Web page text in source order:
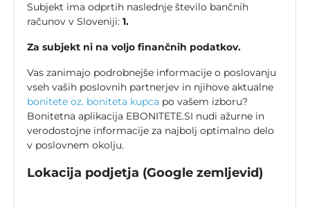
Subjekt ima odprtih naslednje število bančnih
računov v Sloveniji: 1.
Za subjekt ni na voljo finančnih podatkov.
Vas zanimajo podrobnejše informacije o poslovanju
vseh vaših poslovnih partnerjev in njihove aktualne
bonitete oz. boniteta kupca po vašem izboru?
Bonitetna aplikacija EBONITETE.SI nudi ažurne in
verodostojne informacije za najbolj optimalno delo
v poslovnem okolju.
Lokacija podjetja (Google zemljevid)